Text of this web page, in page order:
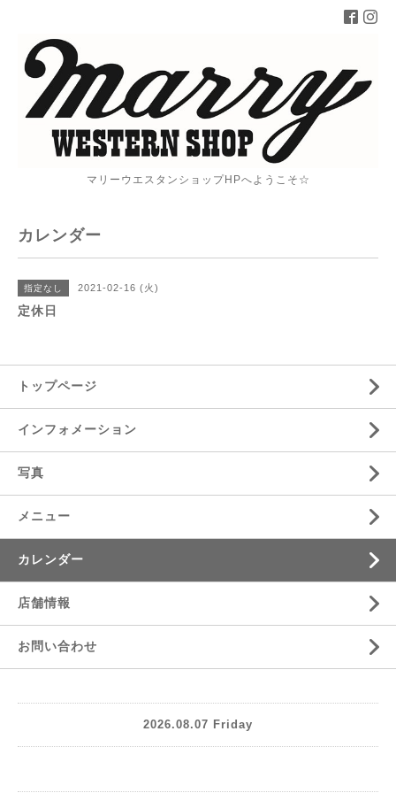
マリーウエスタンショップHPへようこそ☆
カレンダー
指定なし 2021-02-16 (火)
定休日
トップページ
インフォメーション
写真
メニュー
カレンダー
店舗情報
お問い合わせ
2026.08.07 Friday